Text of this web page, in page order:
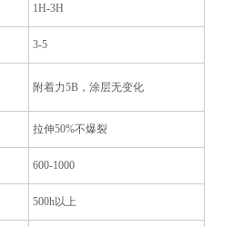
1H-3H
3-5
附着力5B，涂层无变化
拉伸50%不爆裂
600-1000
500h以上